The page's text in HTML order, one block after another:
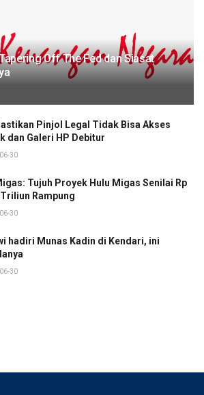
Off The Fed dan Siasat
Pinjol Legal Tidak Bisa Akses
dan Galeri HP Debitur
30
Tujuh Proyek Hulu Migas Senilai Rp
Rampung
30
hadiri Munas Kadin di Kendari, ini
30